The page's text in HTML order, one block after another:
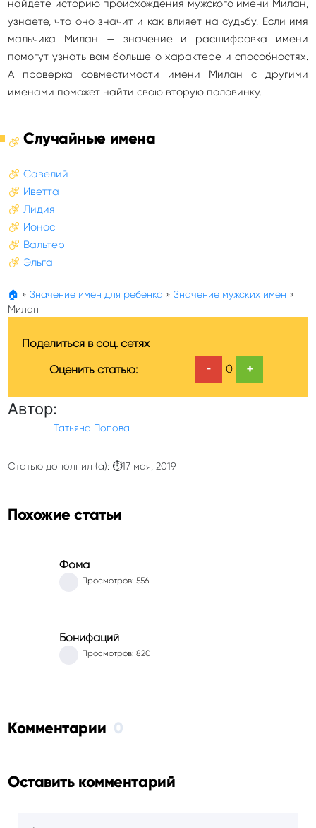
найдете историю происхождения мужского имени Милан,
узнаете, что оно значит и как влияет на судьбу. Если имя
мальчика Милан — значение и расшифровка имени
помогут узнать вам больше о характере и способностях.
А проверка совместимости имени Милан с другими
именами поможет найти свою вторую половинку.
Случайные имена
Савелий
Иветта
Лидия
Ионос
Вальтер
Эльга
🏠 » Значение имен для ребенка » Значение мужских имен »
Милан
Поделиться в соц. сетях
Оценить статью:
- 0 +
Автор:
Татьяна Попова
Статью дополнил (а): ⏱17 мая, 2019
Похожие статьи
Фома
Просмотров: 556
Бонифаций
Просмотров: 820
Комментарии 0
Оставить комментарий